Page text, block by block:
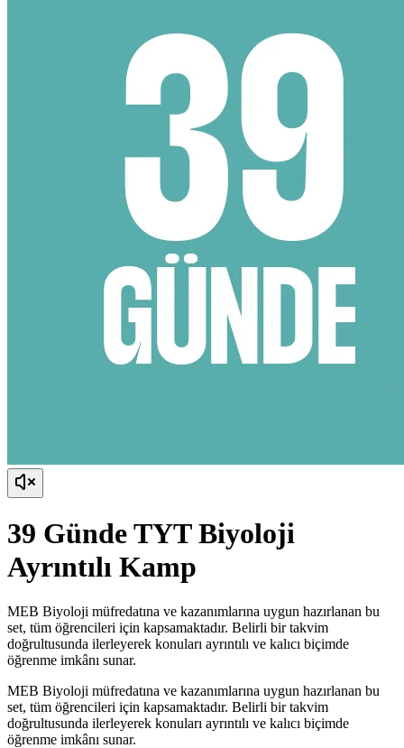
39 Günde TYT Biyoloji
Ayrıntılı Kamp
MEB Biyoloji müfredatına ve kazanımlarına uygun hazırlanan bu
set, tüm öğrencileri için kapsamaktadır. Belirli bir takvim
doğrultusunda ilerleyerek konuları ayrıntılı ve kalıcı biçimde
öğrenme imkânı sunar.
MEB Biyoloji müfredatına ve kazanımlarına uygun hazırlanan bu
set, tüm öğrencileri için kapsamaktadır. Belirli bir takvim
doğrultusunda ilerleyerek konuları ayrıntılı ve kalıcı biçimde
öğrenme imkânı sunar.